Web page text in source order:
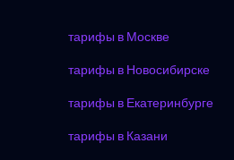
тарифы в Москве
тарифы в Новосибирске
тарифы в Екатеринбурге
тарифы в Казани